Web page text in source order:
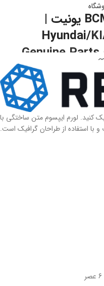
BCM یونیت |
Hyundai/
Genuine Parts
اطلاع از آخرید قیمت ها با شماره
های داخل سایت تماس حاصل
کنید. لورم ایپسوم متن ساختگی با
با استفاده از طراحان گرافیک است.